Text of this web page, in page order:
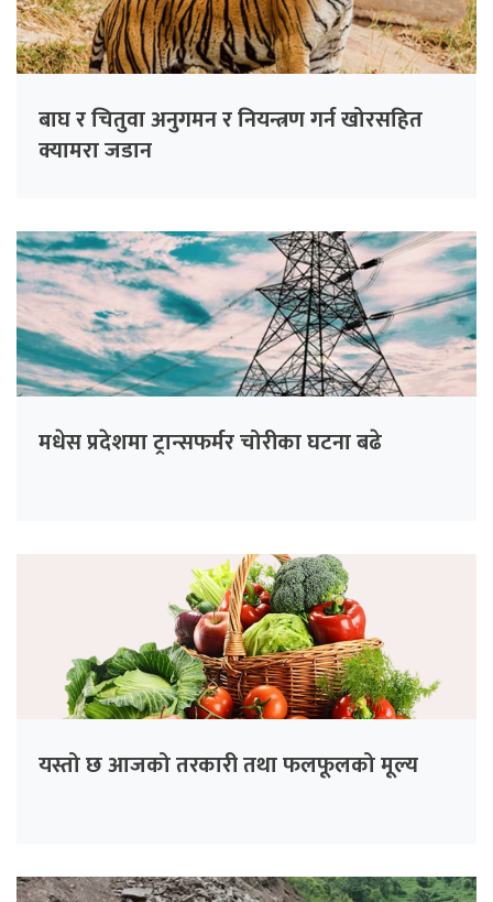
बाघ र चितुवा अनुगमन र नियन्त्रण गर्न खोरसहित
क्यामरा जडान
मधेस प्रदेशमा ट्रान्सफर्मर चोरीका घटना बढे
यस्तो छ आजको तरकारी तथा फलफूलको मूल्य